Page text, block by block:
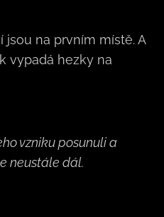
jsou na prvním místě. A
vypadá hezky na
vzniku posunuli a
neustále dál.